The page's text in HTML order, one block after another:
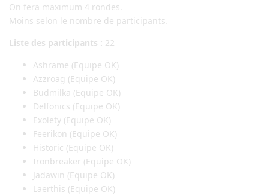
On fera maximum 4 rondes.
Moins selon le nombre de participants.
Liste des participants : 22
Ashrame (Equipe OK)
Azzroag (Equipe OK)
Budmilka (Equipe OK)
Delfonics (Equipe OK)
Exolety (Equipe OK)
Feerikon (Equipe OK)
Historic (Equipe OK)
Ironbreaker (Equipe OK)
Jadawin (Equipe OK)
Laerthis (Equipe OK)